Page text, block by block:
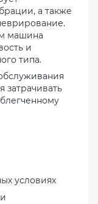
а также
машина
и
типа.
затрачивать
условиях